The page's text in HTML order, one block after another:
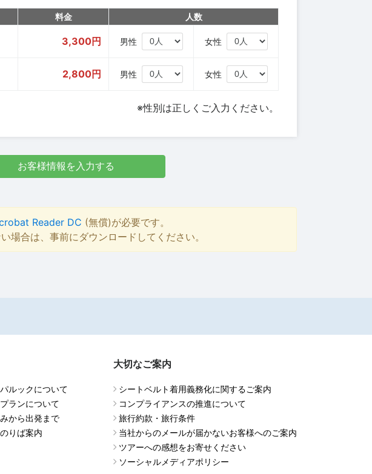
料金 人数
3,300円 男性 女性
2,800円 男性 女性
※性別は正しくご入力ください。
お客様情報を入力する
Reader DC (無償)が必要です。
合は、事前にダウンロードしてください。
ルックについて
ランについて
から出発まで
りば案内
大切なご案内
シートベルト着用義務化に関するご案内
コンプライアンスの推進について
旅行約款・旅行条件
当社からのメールが届かないお客様へのご案内
ツアーへの感想をお寄せください
ソーシャルメディアポリシー